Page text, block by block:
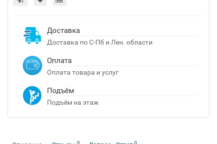
Доставка
Доставка по С-Пб и Лен. области
Оплата
Оплата товара и услуг
Подъём
Подъём на этаж
0 0